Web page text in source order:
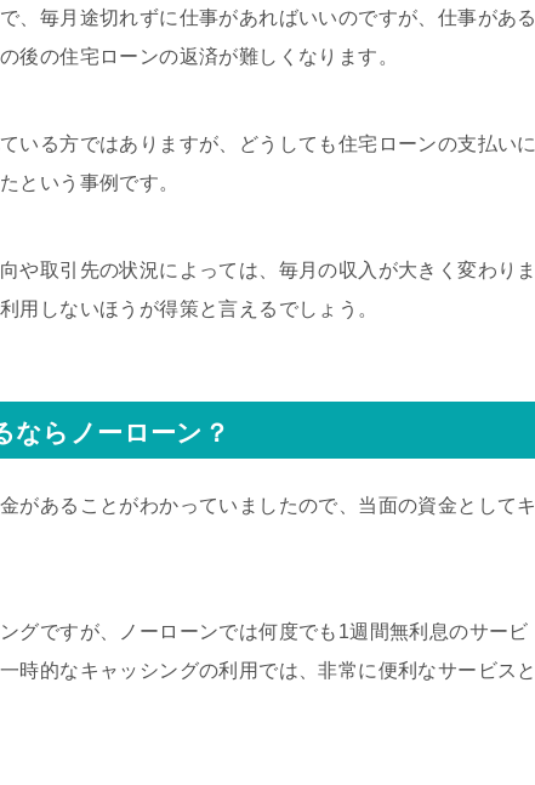
、毎月途切れずに仕事があればいいのですが、仕事がある
後の住宅ローンの返済が難しくなります。
いる方ではありますが、どうしても住宅ローンの支払いに
という事例です。
や取引先の状況によっては、毎月の収入が大きく変わりま
用しないほうが得策と言えるでしょう。
ならノーローン？
があることがわかっていましたので、当面の資金としてキ
グですが、ノーローンでは何度でも1週間無利息のサービ
時的なキャッシングの利用では、非常に便利なサービスと